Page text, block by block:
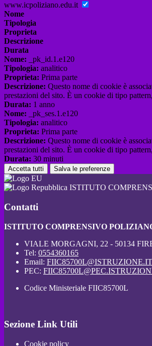
www.icpoliziano.edu.it
Nome
Tipologia
Proprieta
Descrizione
Durata
Nome: _pk_id.1.e120
Tipologia: analitico
Proprieta: Prima parte
Descrizione: Questo nome di cookie è
prestazioni del sito. È un cookie di tipo
Durata: 1 anno
Nome: _pk_ses.1.e120
Tipologia: analitico
Proprieta: Prima parte
Descrizione: Questo nome di cookie è
prestazioni del sito. È un cookie di tipo
Durata: 30 minuti
Accetta tutti Salva le preferenze
ISTITUTO
Contatti
ISTITUTO COMPRENSIVO
VIALE MORGAGNI, 22 - 50134
Tel: 0554360165
Email: FIIC85700L@ISTRUZIONE.IT
PEC:
Codice Ministeriale FIIC85700L
Sezione Link Utili
Cookie policy